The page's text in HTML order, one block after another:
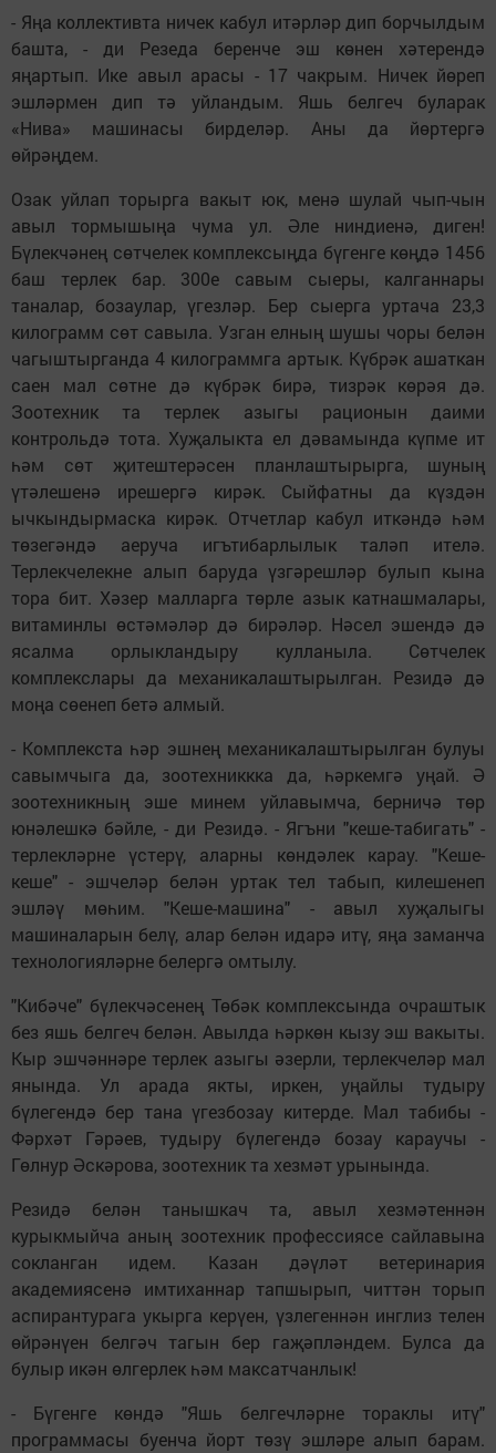
- Яңа коллективта ничек кабул итәрләр дип борчылдым
башта, - ди Резеда беренче эш көнен хәтерендә
яңартып. Ике авыл арасы - 17 чакрым. Ничек йөреп
эшләрмен дип тә уйландым. Яшь белгеч буларак
«Нива» машинасы бирделәр. Аны да йөртергә
өйрәңдем.
Озак уйлап торырга вакыт юк, менә шулай чып-чын
авыл тормышыңа чума ул. Әле ниндиенә, диген!
Бүлекчәнең сөтчелек комплексыңда бүгенге көңдә 1456
баш терлек бар. 300е савым сыеры, калганнары
таналар, бозаулар, үгезләр. Бер сыерга уртача 23,3
килограмм сөт савыла. Узган елның шушы чоры белән
чагыштырганда 4 килограммга артык. Күбрәк ашаткан
саен мал сөтне дә күбрәк бирә, тизрәк көрәя дә.
Зоотехник та терлек азыгы рационын даими
контрольдә тота. Хуҗалыкта ел дәвамында күпме ит
һәм сөт җитештерәсен планлаштырырга, шуның
үтәлешенә ирешергә кирәк. Сыйфатны да күздән
ычкындырмаска кирәк. Отчетлар кабул иткәндә һәм
төзегәндә аеруча игътибарлылык таләп ителә.
Терлекчелекне алып баруда үзгәрешләр булып кына
тора бит. Хәзер малларга төрле азык катнашмалары,
витаминлы өстәмәләр дә бирәләр. Нәсел эшендә дә
ясалма орлыкландыру кулланыла. Сөтчелек
комплекслары да механикалаштырылган. Резидә дә
моңа сөенеп бетә алмый.
- Комплекста һәр эшнең механикалаштырылган булуы
савымчыга да, зоотехниккка да, һәркемгә уңай. Ә
зоотехникның эше минем уйлавымча, берничә төр
юнәлешкә бәйле, - ди Резидә. - Ягъни "кеше-табигать" -
терлекләрне үстерү, аларны көндәлек карау. "Кеше-
кеше" - эшчеләр белән уртак тел табып, килешенеп
эшләү мөһим. "Кеше-машина" - авыл хуҗалыгы
машиналарын белү, алар белән идарә итү, яңа заманча
технологияләрне белергә омтылу.
"Кибәче" бүлекчәсенең Төбәк комплексында очраштык
без яшь белгеч белән. Авылда һәркөн кызу эш вакыты.
Кыр эшчәннәре терлек азыгы әзерли, терлекчеләр мал
янында. Ул арада якты, иркен, уңайлы тудыру
бүлегендә бер тана үгезбозау китерде. Мал табибы -
Фәрхәт Гәрәев, тудыру бүлегендә бозау караучы -
Гөлнур Әскәрова, зоотехник та хезмәт урынында.
Резидә белән танышкач та, авыл хезмәтеннән
курыкмыйча аның зоотехник профессиясе сайлавына
сокланган идем. Казан дәүләт ветеринария
академиясенә имтиханнар тапшырып, читтән торып
аспирантурага укырга керүен, үзлегеннән инглиз телен
өйрәнүен белгәч тагын бер гаҗәпләндем. Булса да
булыр икән өлгерлек һәм максатчанлык!
- Бүгенге көндә "Яшь белгечләрне тораклы итү"
программасы буенча йорт төзү эшләре алып барам.